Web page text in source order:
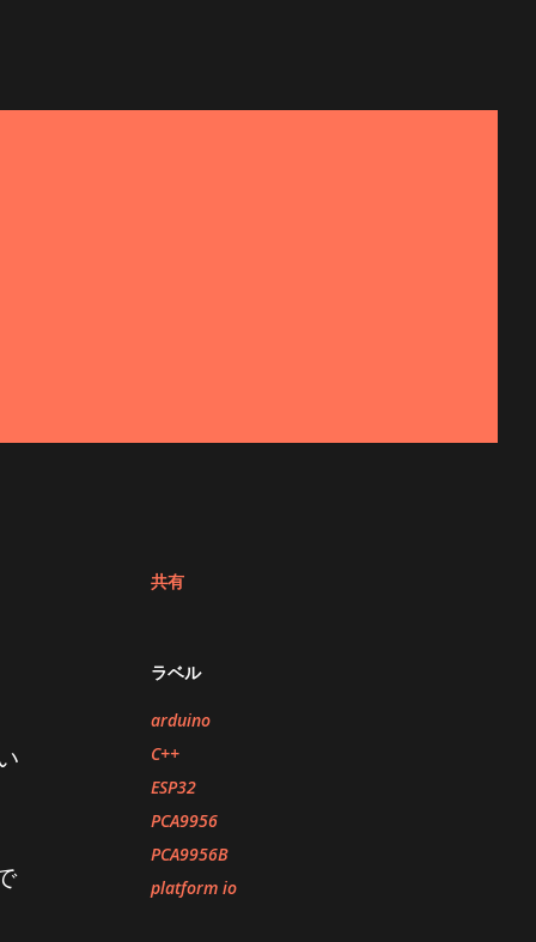
共有
ラベル
arduino
C++
ESP32
PCA9956
PCA9956B
platform io